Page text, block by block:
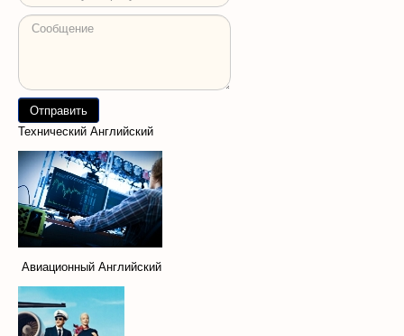
Технический Английский
Авиационный Английский